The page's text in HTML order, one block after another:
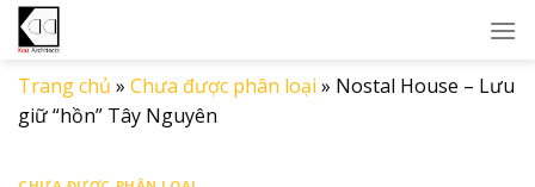
Skip
content
Trang chủ » Chưa được phân loại » Nostal House – Lưu
giữ “hồn” Tây Nguyên